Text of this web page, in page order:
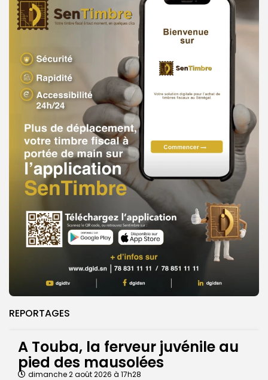
REPORTAGES
A Touba, la ferveur juvénile au
pied des mausolées
dimanche 2 août 2026 à 17h28